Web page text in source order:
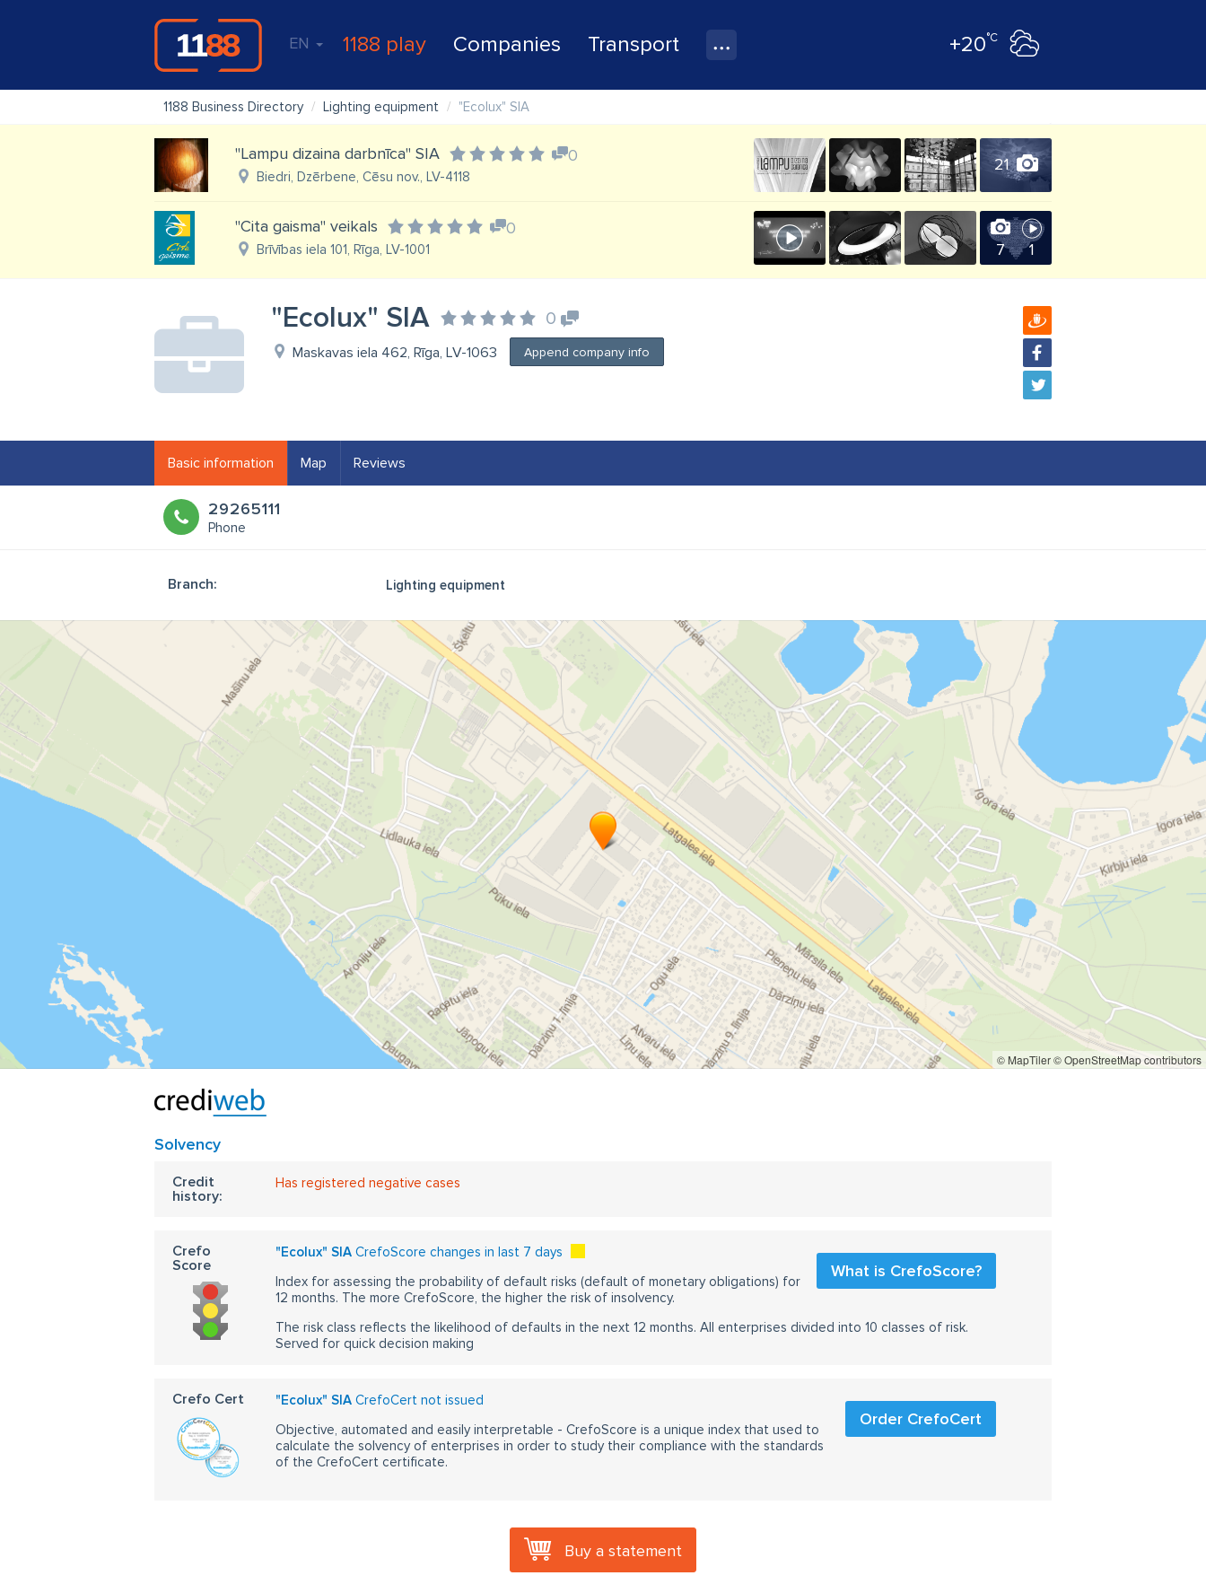
EN 1188 play Companies Transport +20°C
1188 Business Directory Lighting equipment "Ecolux" SIA
"Lampu dizaina darbnīca" SIA 0
Biedri, Dzērbene, Cēsu nov., LV-4118
21
"Cita gaisma" veikals 0
Brīvības iela 101, Rīga, LV-1001 7 1
"Ecolux" SIA 0
Maskavas iela 462, Rīga, LV-1063 Append company info
Basic information Map Reviews
29265111
Phone
Branch: Lighting equipment
© MapTiler© OpenStreetMap contributors
Solvency
Credit
history:
Has registered negative cases
Crefo
Score
"Ecolux" SIA CrefoScore changes in last 7 days
What is CrefoScore?
Index for assessing the probability of default risks (default of monetary obligations) for
12 months. The more CrefoScore, the higher the risk of insolvency.
The risk class reflects the likelihood of defaults in the next 12 months. All enterprises divided into 10 classes of risk.
Served for quick decision making
Crefo Cert "Ecolux" SIA CrefoCert not issued
Order CrefoCert
Objective, automated and easily interpretable - CrefoScore is a unique index that used to
calculate the solvency of enterprises in order to study their compliance with the standards
of the CrefoCert certificate.
Buy a statement